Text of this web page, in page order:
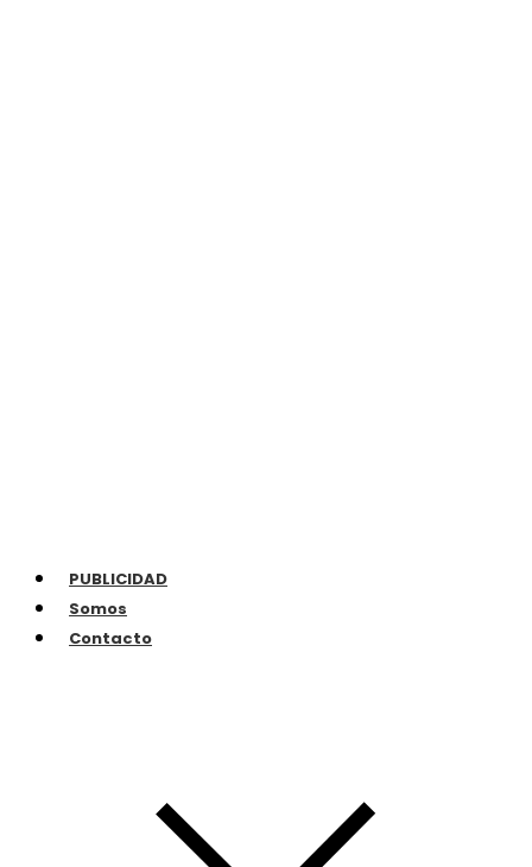
PUBLICIDAD
Somos
Contacto